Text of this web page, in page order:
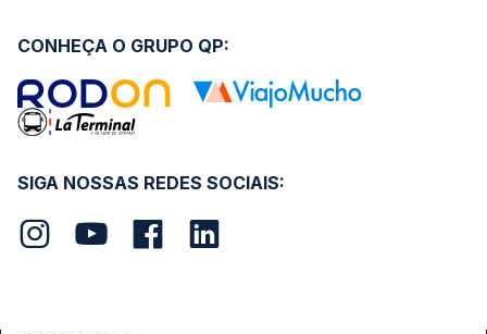
SIGA NOSSAS REDES SOCIAIS:
CONHEÇA O GRUPO QP: